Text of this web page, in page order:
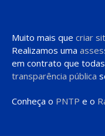
Muito mais que criar
Realizamos uma
em contrato que
transparência pública
Conheça o PNTP e o